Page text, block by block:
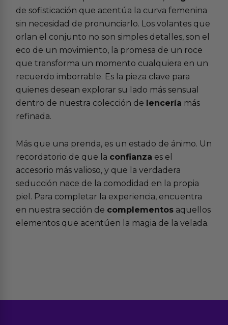
de sofisticación que acentúa la curva femenina
sin necesidad de pronunciarlo. Los volantes que
orlan el conjunto no son simples detalles, son el
eco de un movimiento, la promesa de un roce
que transforma un momento cualquiera en un
recuerdo imborrable. Es la pieza clave para
quienes desean explorar su lado más sensual
dentro de nuestra colección de lencería más
refinada.
Más que una prenda, es un estado de ánimo. Un
recordatorio de que la confianza es el
accesorio más valioso, y que la verdadera
seducción nace de la comodidad en la propia
piel. Para completar la experiencia, encuentra
en nuestra sección de complementos aquellos
elementos que acentúen la magia de la velada.